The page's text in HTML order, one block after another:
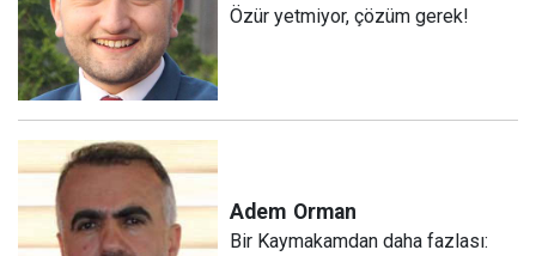
Özür yetmiyor, çözüm gerek!
Adem Orman
Bir Kaymakamdan daha fazlası: